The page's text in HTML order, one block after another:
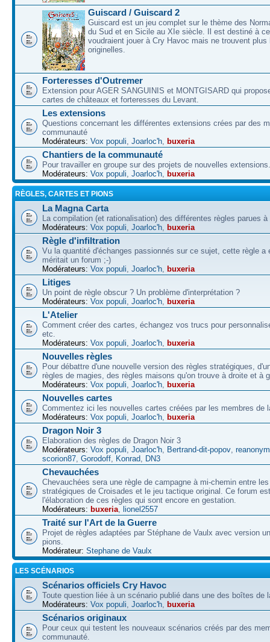
Guiscard / Guiscard 2
Guiscard est un jeu complet sur le thème des
du Sud et en Sicile au XIe siècle. Il est destiné à
voudraient jouer à Cry Havoc mais ne trouvent
originelles.
Forteresses d'Outremer
Extension pour AGER SANGUINIS et MONTGISARD qui
cartes de châteaux et forteresses du Levant.
Les extensions
Questions concernant les différentes extensions crées par des
communauté
Modérateurs: Vox populi, Joarloc'h, buxeria
Chantiers de la communauté
Pour travailler en groupe sur des projets de nouvelles extensions.
Modérateurs: Vox populi, Joarloc'h, buxeria
RÈGLES, CARTES ET PIONS
La Magna Carta
La compilation (et rationalisation) des différentes règles parues à
Modérateurs: Vox populi, Joarloc'h, buxeria
Règle d'infiltration
Vu la quantité d'échanges passionnés sur ce sujet, cette règle a
méritait un forum ;-)
Modérateurs: Vox populi, Joarloc'h, buxeria
Litiges
Un point de règle obscur ? Un problème d'interprétation ?
Modérateurs: Vox populi, Joarloc'h, buxeria
L'Atelier
Comment créer des cartes, échangez vos trucs pour
etc.
Modérateurs: Vox populi, Joarloc'h, buxeria
Nouvelles règles
Pour débattre d'une nouvelle version des règles stratégiques,
règles de magies, des règles maisons qu'on trouve à droite et à
Modérateurs: Vox populi, Joarloc'h, buxeria
Nouvelles cartes
Commentez ici les nouvelles cartes créées par les membres de
Modérateurs: Vox populi, Joarloc'h, buxeria
Dragon Noir 3
Elaboration des règles de Dragon Noir 3
Modérateurs: Vox populi, Joarloc'h, Bertrand-dit-popov,
scorion87, Gorodoff, Konrad, DN3
Chevauchées
Chevauchées sera une règle de campagne à mi-chemin entre
stratégiques de Croisades et le jeu tactique original. Ce forum
l'élaboration de ces règles qui sont encore en gestation.
Modérateurs: buxeria, lionel2557
Traité sur l'Art de la Guerre
Projet de règles adaptées par Stéphane de Vaulx avec version
pions.
Modérateur: Stephane de Vaulx
LES SCÉNARIOS
Scénarios officiels Cry Havoc
Toute question liée à un scénario publié dans une des boîtes de
Modérateurs: Vox populi, Joarloc'h, buxeria
Scénarios originaux
Pour ceux qui testent les nouveaux scénarios créés par des
communauté.